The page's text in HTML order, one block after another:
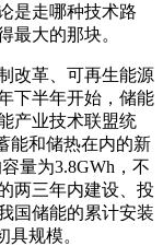
是走哪种技术路
最大的那块。
改革、可再生能源
下半年开始，储能
产业技术联盟统
能和储热在内的新
量为3.8GWh，不
两三年内建设、投
国储能的累计安装
规模。